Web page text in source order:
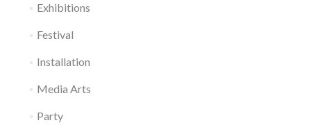
Exhibitions
Festival
Installation
Media Arts
Party